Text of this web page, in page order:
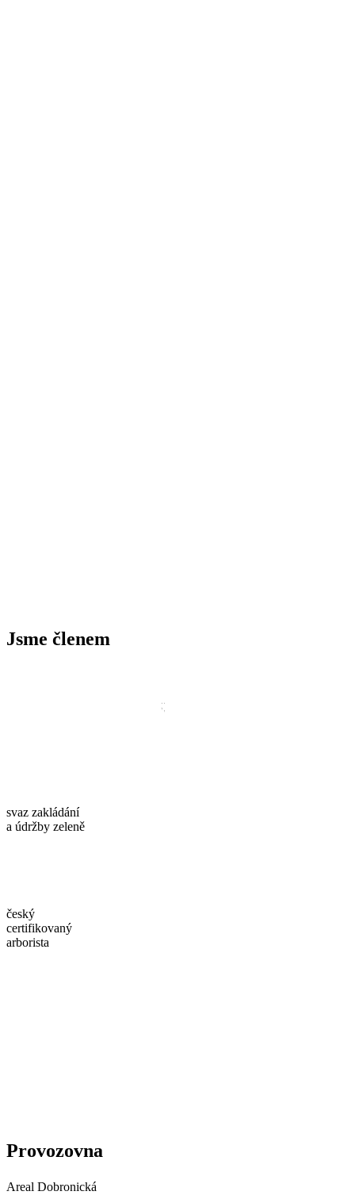
Jsme členem
svaz zakládání
a údržby zeleně
český
certifikovaný
arborista
Provozovna
Areal Dobronická